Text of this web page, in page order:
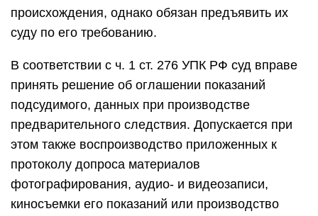
происхождения, однако обязан предъявить их
суду по его требованию.
В соответствии с ч. 1 ст. 276 УПК РФ суд вправе
принять решение об оглашении показаний
подсудимого, данных при производстве
предварительного следствия. Допускается при
этом также воспроизводство приложенных к
протоколу допроса материалов
фотографирования, аудио- и видеозаписи,
киносъемки его показаний или производство